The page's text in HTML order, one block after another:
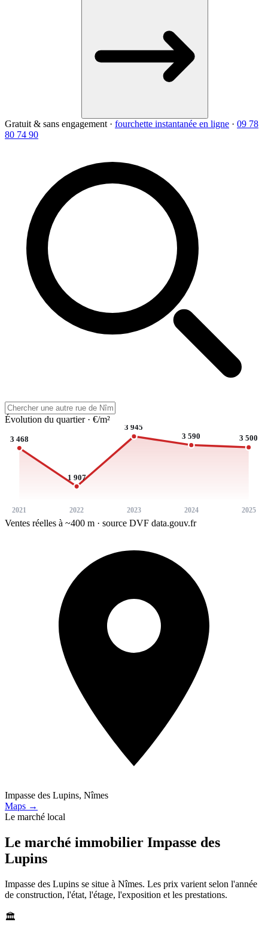
Gratuit & sans engagement · fourchette instantanée en ligne · 09 78
80 74 90
Évolution du quartier · €/m²
3 468
2021
1 907
2022
3 945
2023
3 590
2024
3 500
2025
Ventes réelles à ~400 m · source DVF data.gouv.fr
Impasse des Lupins, Nîmes
Maps →
Le marché local
Le marché immobilier Impasse des
Lupins
Impasse des Lupins se situe à Nîmes. Les prix varient selon l'année
de construction, l'état, l'étage, l'exposition et les prestations.
🏛️